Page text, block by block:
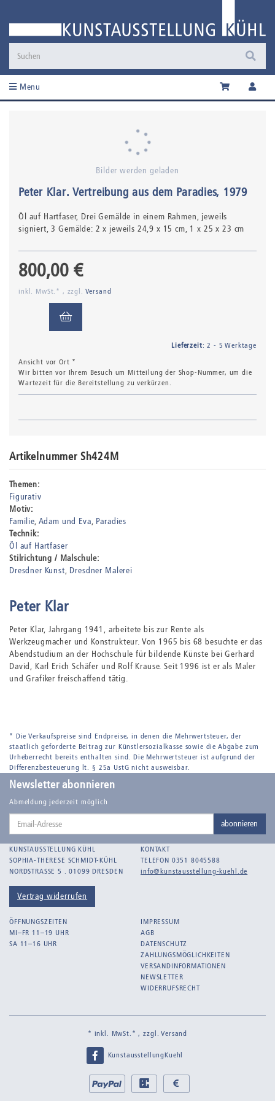
Menu
Bilder werden geladen
Peter Klar.Vertreibung aus dem Paradies, 1979
Öl auf Hartfaser, Drei Gemälde in einem Rahmen, jeweils
signiert, 3 Gemälde: 2 x jeweils 24,9 x 15 cm, 1 x 25 x 23 cm
800,00 €
inkl. MwSt.* , zzgl. Versand
Lieferzeit: 2 - 5 Werktage
Ansicht vor Ort *
Wir bitten vor Ihrem Besuch um Mitteilung der Shop-Nummer, um die
Wartezeit für die Bereitstellung zu verkürzen.
Artikelnummer Sh424M
Themen:
Figurativ
Motiv:
Familie Adam und Eva Paradies
Technik:
Öl auf Hartfaser
Stilrichtung / Malschule:
Dresdner Kunst Dresdner Malerei
Peter Klar
Peter Klar, Jahrgang 1941, arbeitete bis zur Rente als
Werkzeugmacher und Konstrukteur. Von 1965 bis 68 besuchte er das
Abendstudium an der Hochschule für bildende Künste bei Gerhard
David, Karl Erich Schäfer und Rolf Krause. Seit 1996 ist er als Maler
und Grafiker freischaffend tätig.
* Die Verkaufspreise sind Endpreise, in denen die Mehrwertsteuer, der
staatlich geforderte Beitrag zur Künstlersozialkasse sowie die Abgabe zum
Urheberrecht bereits enthalten sind. Die Mehrwertsteuer ist aufgrund der
Differenzbesteuerung lt. § 25a UstG nicht ausweisbar.
Newsletter abonnieren
Abmeldung jederzeit möglich
Email-
abonnieren
KUNSTAUSSTELLUNG KÜHL
SOPHIA-THERESE SCHMIDT-KÜHL
NORDSTRASSE 5 . 01099 DRESDEN
Vertrag widerrufen
KONTAKT
TELEFON 0351 8045588
info@kunstausstellung-kuehl.de
ÖFFNUNGSZEITEN
MI–FR 11–19 UHR
SA 11–16 UHR
IMPRESSUM
AGB
DATENSCHUTZ
ZAHLUNGSMÖGLICHKEITEN
VERSANDINFORMATIONEN
NEWSLETTER
WIDERRUFSRECHT
* inkl. MwSt.* , zzgl.Versand
KunstausstellungKuehl
Bei
uns
PayPal
bei
bei